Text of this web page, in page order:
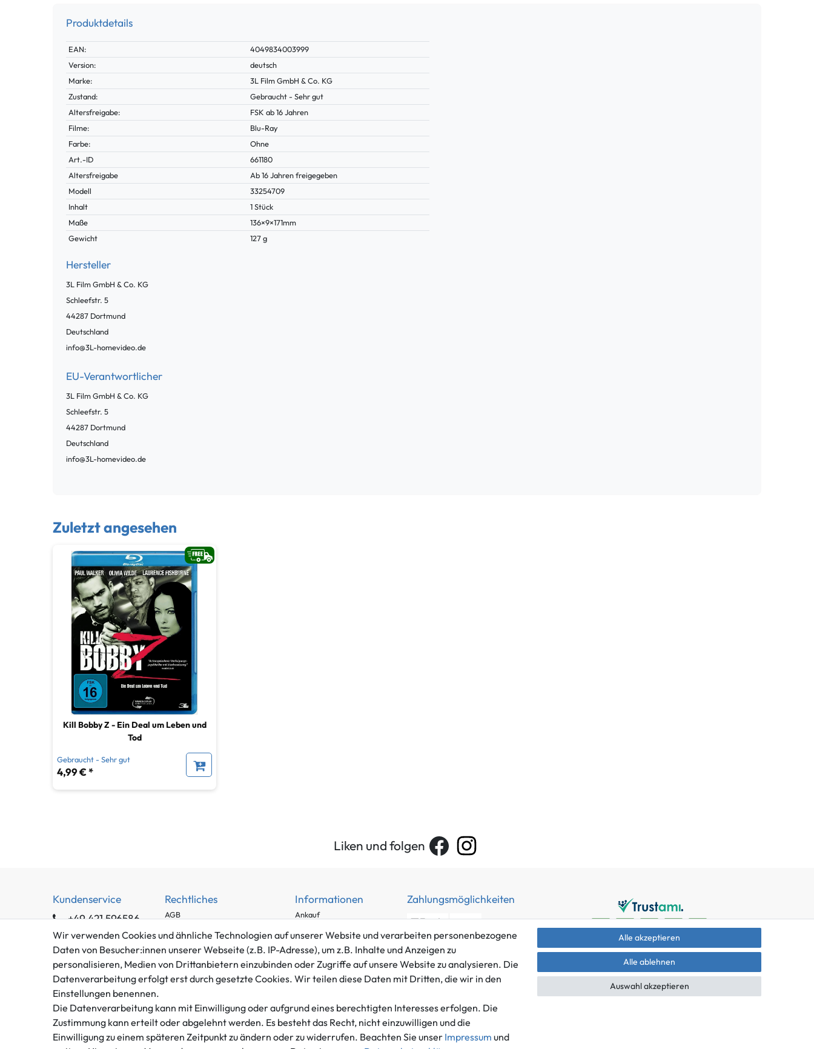
Produktdetails
Technisches
Merkmal
Wert
EAN:
4049834003999
Version:
deutsch
Marke:
3L Film GmbH & Co. KG
Zustand:
Gebraucht - Sehr gut
Altersfreigabe:
FSK ab 16 Jahren
Filme:
Blu-Ray
Farbe:
Ohne
Technisches
Merkmal
Wert
Art.-ID
661180
Altersfreigabe
Ab 16 Jahren freigegeben
Modell
33254709
Inhalt
1 Stück
Maße
136×9×171mm
Gewicht
127 g
Hersteller
3L Film GmbH & Co. KG
Schleefstr. 5
44287 Dortmund
Deutschland
info@3L-homevideo.de
EU-Verantwortlicher
3L Film GmbH & Co. KG
Schleefstr. 5
44287 Dortmund
Deutschland
info@3L-homevideo.de
Zuletzt angesehen
Kill Bobby Z - Ein Deal um Leben und
Tod
Gebraucht - Sehr gut
4,99 € *
Liken und folgen
Kundenservice
+49 421 596586
Mo. - Fr. 9 - 16 Uhr
info@gameworld.de
Kontaktformular
Rechtliches
AGB
Impressum
Datenschutzerklärung
Barrierefreiheitserklärung
Widerrufs­recht
Informationen
Ankauf
Häufig gestellte Fragen
Zahlung und Versand
Batterieentsorgung
Zahlungsmöglichkeiten
Mitglied im Händlerbund
Versand innerhalb Deutschlands.
Wir verwenden Cookies und ähnliche Technologien auf unserer Website und verarbeiten personenbezogene
Daten von Besucher:innen unserer Webseite (z.B. IP-Adresse), um z.B. Inhalte und Anzeigen zu
personalisieren, Medien von Drittanbietern einzubinden oder Zugriffe auf unsere Website zu analysieren. Die
Datenverarbeitung erfolgt erst durch gesetzte Cookies. Wir teilen diese Daten mit Dritten, die wir in den
Einstellungen benennen.
Die Datenverarbeitung kann mit Einwilligung oder aufgrund eines berechtigten Interesses erfolgen. Die
Zustimmung kann erteilt oder abgelehnt werden. Es besteht das Recht, nicht einzuwilligen und die
Einwilligung zu einem späteren Zeitpunkt zu ändern oder zu widerrufen. Beachten Sie unser Impressum und
Alle akzeptieren
Alle ablehnen
Auswahl akzeptieren